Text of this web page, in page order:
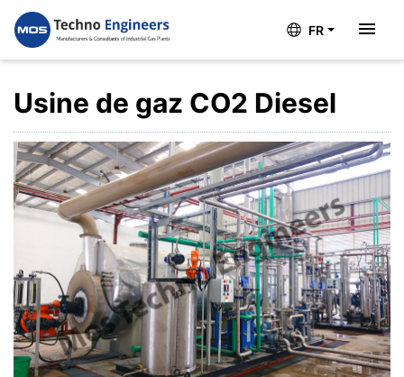
FR
Usine de gaz CO2 Diesel